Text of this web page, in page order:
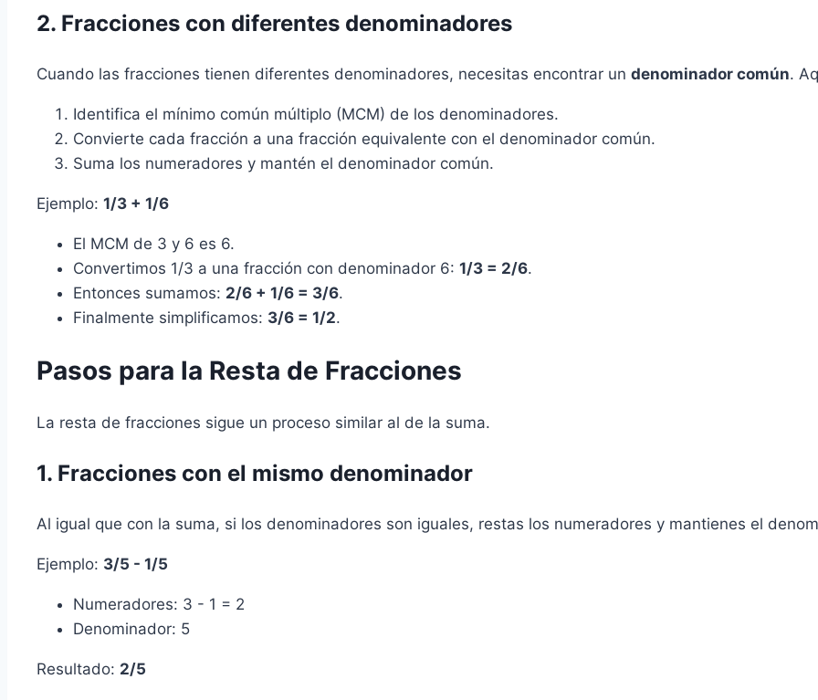
2. Fracciones con diferentes denominadores
Cuando las fracciones tienen diferentes denominadores, necesitas encontrar un denominador común.
Identifica el mínimo común múltiplo (MCM) de los denominadores.
Convierte cada fracción a una fracción equivalente con el denominador común.
Suma los numeradores y mantén el denominador común.
Ejemplo: 1/3 + 1/6
El MCM de 3 y 6 es 6.
Convertimos 1/3 a una fracción con denominador 6: 1/3 = 2/6.
Entonces sumamos: 2/6 + 1/6 = 3/6.
Finalmente simplificamos: 3/6 = 1/2.
Pasos para la Resta de Fracciones
La resta de fracciones sigue un proceso similar al de la suma.
1. Fracciones con el mismo denominador
Al igual que con la suma, si los denominadores son iguales, restas los numeradores y mantienes el
Ejemplo: 3/5 - 1/5
Numeradores: 3 - 1 = 2
Denominador: 5
Resultado: 2/5